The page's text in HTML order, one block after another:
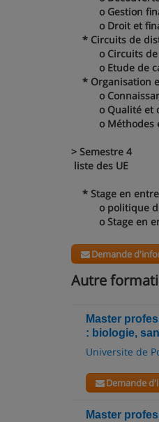
o Gestion
o Droit et
* Circuits de
o Circuits de
o Etude de
* Organisation
o
o Qualité et
o Méthodes
> Semestre 4
liste des UE
* Stage en
o politique
o Stage en
Demande
Autre
Master
: biologie,
Universite de
Demande
Master